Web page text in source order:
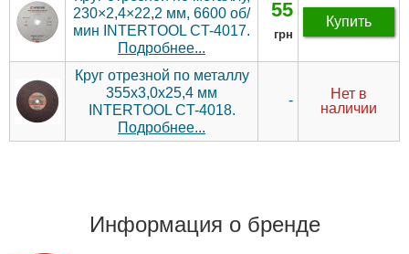
230×2,4×22,2 мм, 6600 об/
мин INTERTOOL CT-4017.
Подробнее...
55
грн
Купить
Круг отрезной по металлу
355х3,0х25,4 мм
INTERTOOL CT-4018.
Подробнее...
-
Нет в
наличии
Информация о бренде